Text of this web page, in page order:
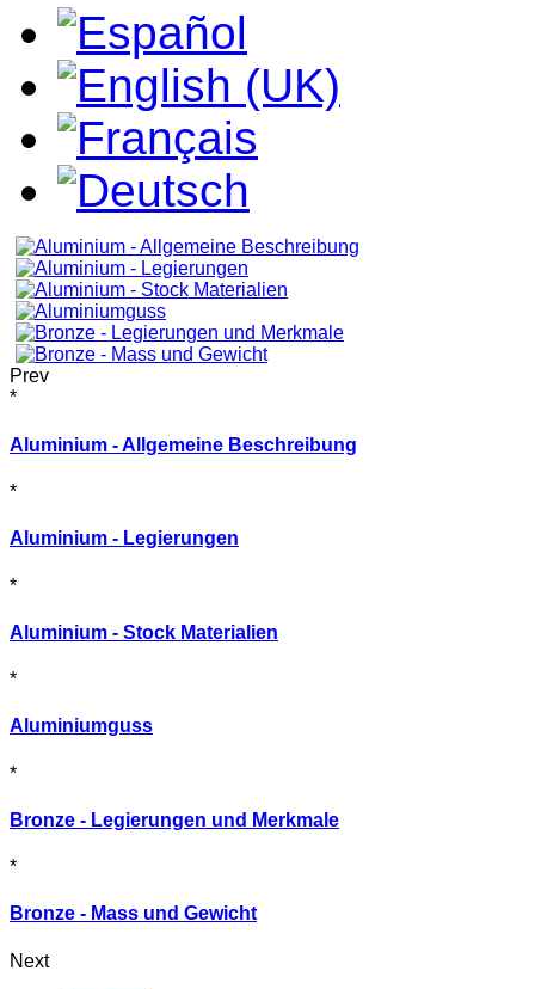
Prev
*
Aluminium - Allgemeine Beschreibung
*
Aluminium - Legierungen
*
Aluminium - Stock Materialien
*
Aluminiumguss
*
Bronze - Legierungen und Merkmale
*
Bronze - Mass und Gewicht
Next